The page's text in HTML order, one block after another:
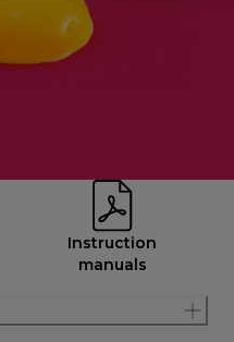
Instruction
manuals